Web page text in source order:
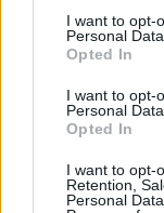
I want to opt-
Personal Data.
Opted In
I want to opt-
Personal
Opted In
I want to opt-
Retention,
Personal
Twitter
Wersja do